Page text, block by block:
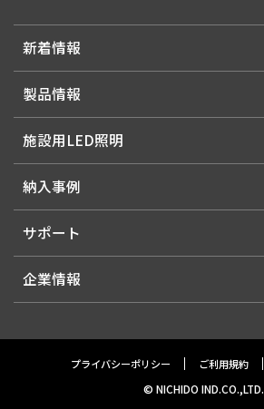
新着情報
製品情報
施設用LED照明
納入事例
サポート
企業情報
プライバシーポリシー ご利用規約
© NICHIDO IND.CO.,LTD.